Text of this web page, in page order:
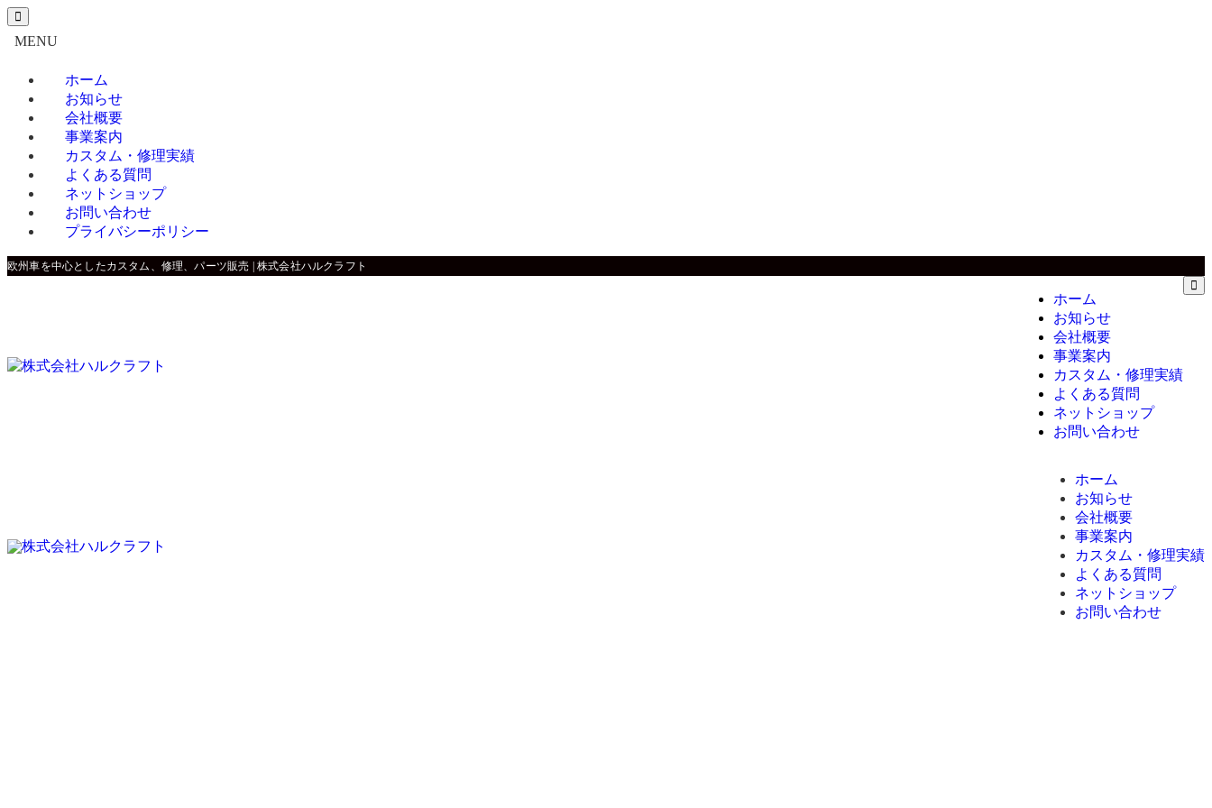
MENU
ホーム
お知らせ
会社概要
事業案内
カスタム・修理実績
よくある質問
ネットショップ
お問い合わせ
プライバシーポリシー
欧州車を中心としたカスタム、修理、パーツ販売 | 株式会社ハルクラフト
ホーム
お知らせ
会社概要
事業案内
カスタム・修理実績
よくある質問
ネットショップ
お問い合わせ
ホーム
お知らせ
会社概要
事業案内
カスタム・修理実績
よくある質問
ネットショップ
お問い合わせ